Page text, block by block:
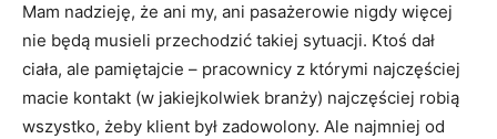
Mam nadzieję, że ani my, ani pasażerowie nigdy więcej
nie będą musieli przechodzić takiej sytuacji. Ktoś dał
ciała, ale pamiętajcie – pracownicy z którymi najczęściej
macie kontakt (w jakiejkolwiek branży) najczęściej robią
wszystko, żeby klient był zadowolony. Ale najmniej od